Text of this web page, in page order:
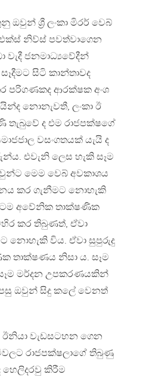
ශ්‍රී ලංකා මිරර් වෙබ්
එක්ස් නිව්ස් පවත්වාගෙන
වැදී ජනමාධ්‍යවේදීන්
සිටි කාන්තාවද
පරිගණකද ආරක්ෂක අංශ
නොනැවතී, ලංකා ඊ
තැබුවේ ද එම රාජපක්ෂගේ
වසංගතයක් යැයි ද
එවැනි ලෙස හැකි සෑම
මෙම වෙබ් අවකාශය
කර ගැනීමට නොහැකි
අවේනික තාක්ෂණික
කර තිබුණත්, ඒවා
නොහැකි විය. ඒවා සුපුරුදු
තාක්ෂණය නිසා ය. සෑම
මර්දන උපකරණයකින්
පසු ඔවුන් සිදු කලේ වෙනත්
ඊනියා වැඩසටහන ගෙන
රාජපක්ෂලාගේ තිබුණු
හෙලිදරවු කිරීම